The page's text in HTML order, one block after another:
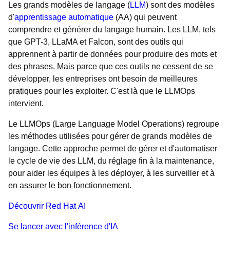
Les grands modèles de langage (LLM) sont des modèles
d'apprentissage automatique (AA) qui peuvent
comprendre et générer du langage humain. Les LLM, tels
que GPT-3, LLaMA et Falcon, sont des outils qui
apprennent à partir de données pour produire des mots et
des phrases. Mais parce que ces outils ne cessent de se
développer, les entreprises ont besoin de meilleures
pratiques pour les exploiter. C'est là que le LLMOps
intervient.
Le LLMOps (Large Language Model Operations) regroupe
les méthodes utilisées pour gérer de grands modèles de
langage. Cette approche permet de gérer et d'automatiser
le cycle de vie des LLM, du réglage fin à la maintenance,
pour aider les équipes à les déployer, à les surveiller et à
en assurer le bon fonctionnement.
Découvrir Red Hat AI
Se lancer avec l'inférence d'IA